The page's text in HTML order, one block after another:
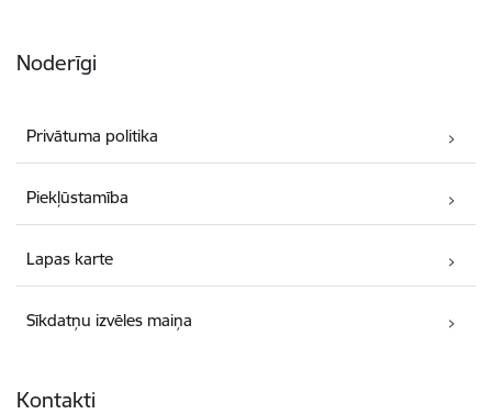
Noderīgi
Privātuma politika
Piekļūstamība
Lapas karte
Sīkdatņu izvēles maiņa
Kontakti